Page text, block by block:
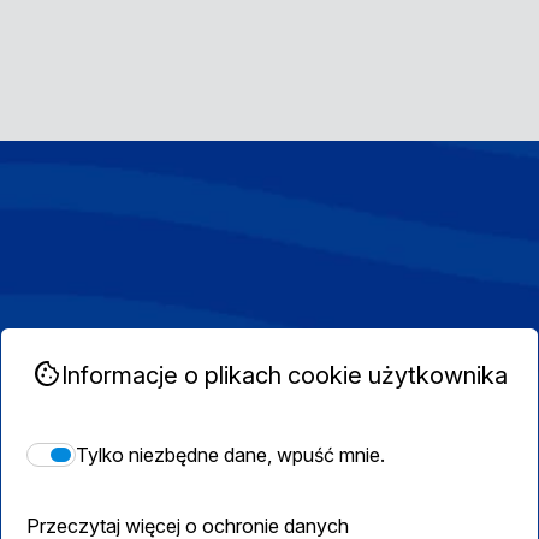
cookieInformacje o plikach cookie użytkownika
Tylko niezbędne dane, wpuść mnie.
Przeczytaj więcej o ochronie danych